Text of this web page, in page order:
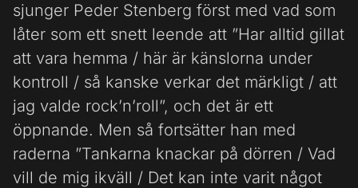
sjunger Peder Stenberg först med vad som
låter som ett snett leende att ”Har alltid gillat
att vara hemma / här är känslorna under
kontroll / så kanske verkar det märkligt / att
jag valde rock’n’roll”, och det är ett
öppnande. Men så fortsätter han med
raderna ”Tankarna knackar på dörren / Vad
vill de mig ikväll / Det kan inte varit något